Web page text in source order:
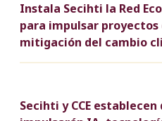
Instala Secihti la Red
para impulsar
mitigación del cambio
Secihti y CCE